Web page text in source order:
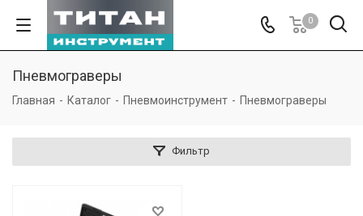
0
Пневмограверы
Главная - Каталог - Пневмоинструмент - Пневмограверы
Фильтр